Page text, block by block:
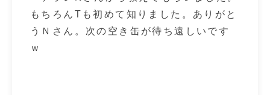
もちろんTも初めて知りました。ありがと
うＮさん。次の空き缶が待ち遠しいです
ｗ